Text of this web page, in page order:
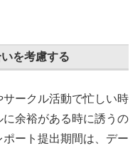
を考慮する
ークル活動で忙しい時
余裕がある時に誘うの
ート提出期間は、デー